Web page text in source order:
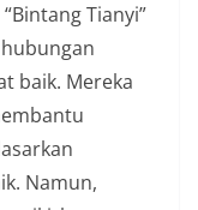
Tianyi”
baik. Mereka
Namun,